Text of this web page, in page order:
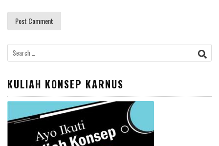
Search
for:
KULIAH KONSEP KARNUS